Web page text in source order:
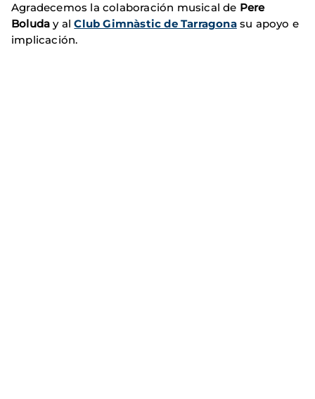
Agradecemos la colaboración musical de Pere
Boluda y alClub Gimnàstic de Tarragonasu apoyo e
implicación.